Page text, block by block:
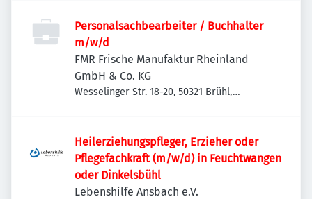
Personalsachbearbeiter / Buchhalter
m/w/d
FMR Frische Manufaktur Rheinland
GmbH & Co. KG
Wesselinger Str. 18-20, 50321 Brühl,
Heilerziehungspfleger, Erzieher oder
Pflegefachkraft (m/w/d) in Feuchtwangen
oder Dinkelsbühl
Lebenshilfe Ansbach e.V.